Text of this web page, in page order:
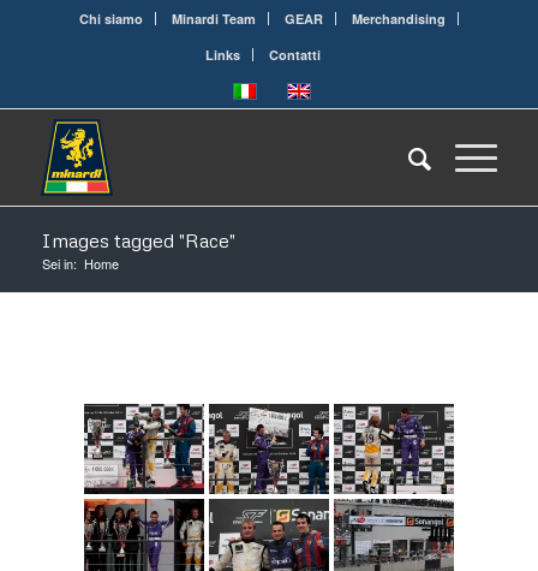
Chi siamo Minardi Team GEAR
Merchandising
Links
Contatti
Images tagged "Race"
Sei in: Home